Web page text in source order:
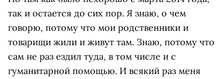
так и остается до сих пор. Я знаю, о чем
говорю, потому что мои родственники и
товарищи жили и живут там. Знаю, потому что
сам не раз ездил туда, в том числе и с
гуманитарной помощью. И всякий раз меня